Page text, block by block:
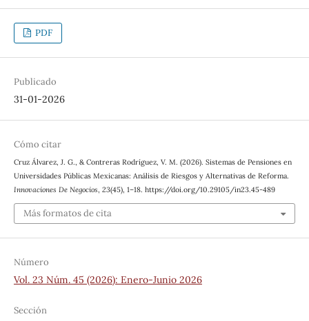
PDF
Publicado
31-01-2026
Cómo citar
Cruz Álvarez, J. G., & Contreras Rodríguez, V. M. (2026). Sistemas de Pensiones en
Universidades Públicas Mexicanas: Análisis de Riesgos y Alternativas de Reforma.
Innovaciones De Negocios, 23(45), 1–18. https://doi.org/10.29105/in23.45-489
Más formatos de cita
Número
Vol. 23 Núm. 45 (2026): Enero-Junio 2026
Sección